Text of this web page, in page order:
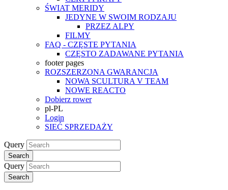
ŚWIAT MERIDY
JEDYNE W SWOIM RODZAJU
PRZEZ ALPY
FILMY
FAQ - CZĘSTE PYTANIA
CZĘSTO ZADAWANE PYTANIA
footer pages
ROZSZERZONA GWARANCJA
NOWA SCULTURA V TEAM
NOWE REACTO
Dobierz rower
pl-PL
Login
SIEĆ SPRZEDAŻY
Query
Search
Query
Search